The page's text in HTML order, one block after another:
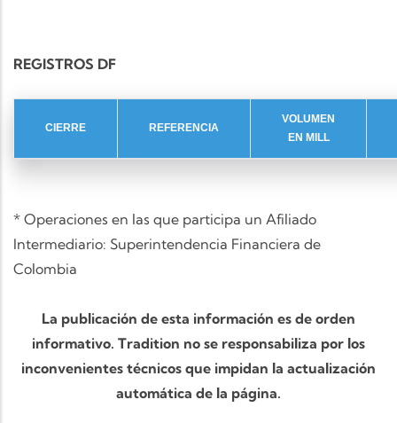
REGISTROS DF
CIERRE REFERENCIA
VOLUMEN
EN MILL
* Operaciones en las que participa un Afiliado
Intermediario: Superintendencia Financiera de
Colombia
La publicación de esta información es de orden
informativo. Tradition no se responsabiliza por los
inconvenientes técnicos que impidan la actualización
automática de la página.